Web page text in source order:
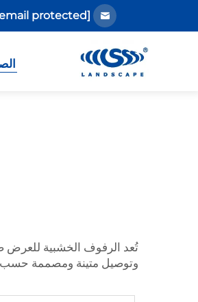
[email protected]
تُعد الرفوف الخشبية
وتوصيل متينة ومصممة حسب